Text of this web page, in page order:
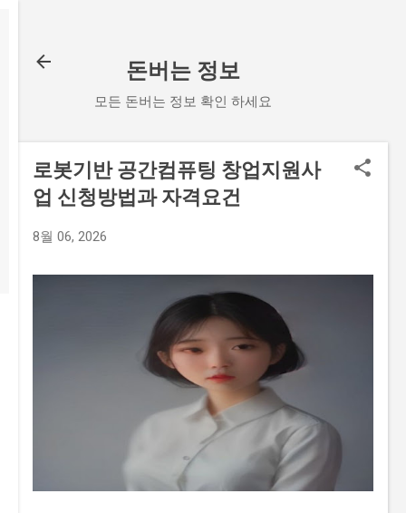
돈버는 정보
모든 돈버는 정보 확인 하세요
로봇기반 공간컴퓨팅 창업지원사
업 신청방법과 자격요건
8월 06, 2026